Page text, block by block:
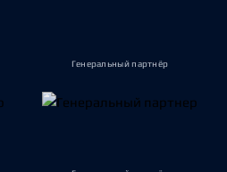
Генеральный партнёр